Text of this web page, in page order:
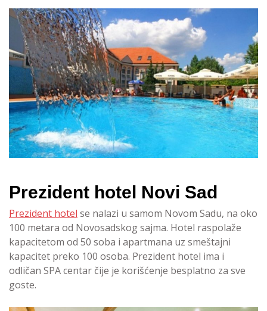
Prezident hotel Novi Sad
Prezident hotel se nalazi u samom Novom Sadu, na oko
100 metara od Novosadskog sajma. Hotel raspolaže
kapacitetom od 50 soba i apartmana uz smeštajni
kapacitet preko 100 osoba. Prezident hotel ima i
odličan SPA centar čije je korišćenje besplatno za sve
goste.